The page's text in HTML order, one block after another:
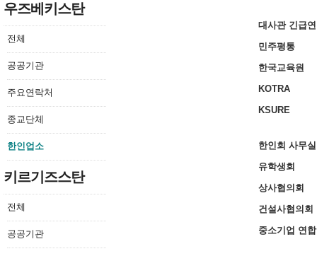
우즈베키스탄
전체
공공기관
주요연락처
종교단체
한인업소
키르기즈스탄
전체
공공기관
대사관 긴급
민주평통
한국교육원
KOTRA
KSURE
한인회 사무실
유학생회
상사협의회
건설사협의회
중소기업 연